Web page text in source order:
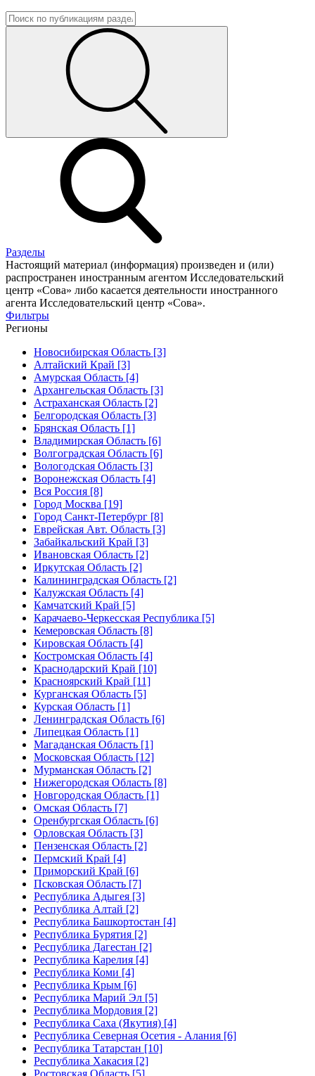
Разделы
Настоящий материал (информация) произведен и (или)
распространен иностранным агентом Исследовательский
центр «Сова» либо касается деятельности иностранного
агента Исследовательский центр «Сова».
Фильтры
Регионы
Новосибирская Область [3]
Алтайский Край [3]
Амурская Область [4]
Архангельская Область [3]
Астраханская Область [2]
Белгородская Область [3]
Брянская Область [1]
Владимирская Область [6]
Волгоградская Область [6]
Вологодская Область [3]
Воронежская Область [4]
Вся Россия [8]
Город Москва [19]
Город Санкт-Петербург [8]
Еврейская Авт. Область [3]
Забайкальский Край [3]
Ивановская Область [2]
Иркутская Область [2]
Калининградская Область [2]
Калужская Область [4]
Камчатский Край [5]
Карачаево-Черкесская Республика [5]
Кемеровская Область [8]
Кировская Область [4]
Костромская Область [4]
Краснодарский Край [10]
Красноярский Край [11]
Курганская Область [5]
Курская Область [1]
Ленинградская Область [6]
Липецкая Область [1]
Магаданская Область [1]
Московская Область [12]
Мурманская Область [2]
Нижегородская Область [8]
Новгородская Область [1]
Омская Область [7]
Оренбургская Область [6]
Орловская Область [3]
Пензенская Область [2]
Пермский Край [4]
Приморский Край [6]
Псковская Область [7]
Республика Адыгея [3]
Республика Алтай [2]
Республика Башкортостан [4]
Республика Бурятия [2]
Республика Дагестан [2]
Республика Карелия [4]
Республика Коми [4]
Республика Крым [6]
Республика Марий Эл [5]
Республика Мордовия [2]
Республика Саха (Якутия) [4]
Республика Северная Осетия - Алания [6]
Республика Татарстан [10]
Республика Хакасия [2]
Ростовская Область [5]